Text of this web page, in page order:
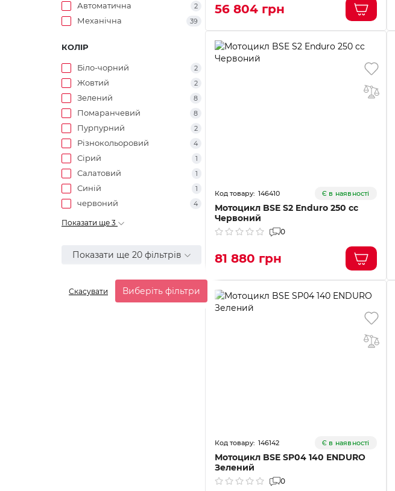
Автоматична 2
Механічна 39
КОЛІР
Біло-чорний 2
Жовтий 2
Зелений 8
Помаранчевий 8
Пурпурний 2
Різнокольоровий 4
Сірий 1
Салатовий 1
Синій 1
червоний 4
Показати ще 3
Показати ще 20 фільтрів
Скасувати Виберіть фільтри
56 804 грн
146410 Є в наявності
Мотоцикл BSE S2 Enduro 250 cc
Червоний
0
81 880 грн
146142 Є в наявності
Мотоцикл BSE SP04 140 ENDURO
Зелений
0